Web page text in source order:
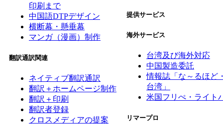
印刷まで
中国語DTPデザイン
横断幕・懸垂幕
マンガ（漫画）制作
翻訳通訳関連
ネイティブ翻訳通訳
翻訳＋ホームページ制作
翻訳＋印刷
翻訳者登録
クロスメディアの提案
提供サービス
海外サービス
台湾及び海外対応
中国製造委託
情報誌「な～るほど
台湾」
米国フリぺ・ライト
リマープロ